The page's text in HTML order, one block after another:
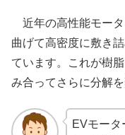
近年の高性能モータ
曲げて高密度に敷き
ています。これが樹
み合ってさらに分解
EVモータ